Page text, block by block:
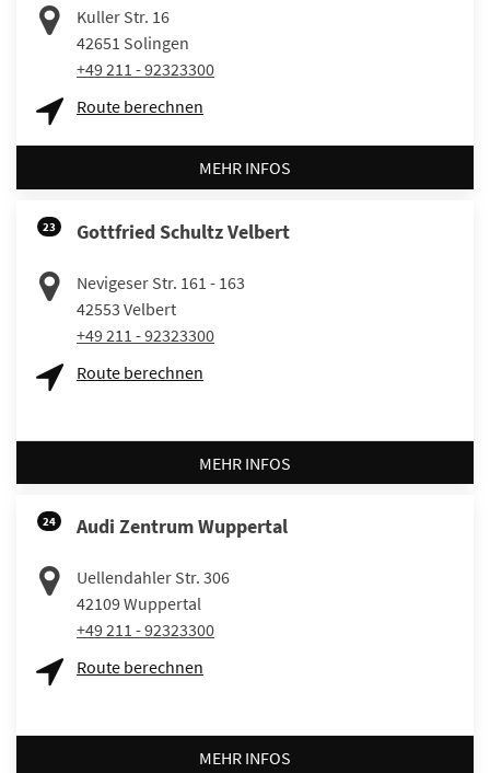
Kuller Str. 16
42651 Solingen
+49 211 - 92323300
Route berechnen
MEHR INFOS
23 Gottfried Schultz Velbert
Nevigeser Str. 161 - 163
42553 Velbert
+49 211 - 92323300
Route berechnen
MEHR INFOS
24 Audi Zentrum Wuppertal
Uellendahler Str. 306
42109Wuppertal
+49 211 - 92323300
Route berechnen
MEHR INFOS